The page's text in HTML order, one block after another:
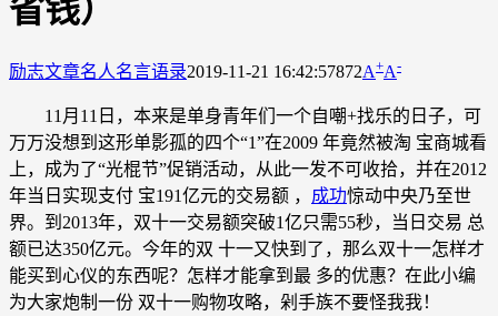
省钱）
励志文章名人名言语录2019-11-21 16:42:57872A+A-
11月11日，本来是单身青年们一个自嘲+找乐的日子，可
万万没想到这形单影孤的四个“1”在2009 年竟然被淘 宝商城看
上，成为了“光棍节”促销活动，从此一发不可收拾，并在2012
年当日实现支付 宝191亿元的交易额 ， 成功惊动中央乃至世
界。到2013年，双十一交易额突破1亿只需55秒，当日交易 总
额已达350亿元。今年的双 十一又快到了，那么双十一怎样才
能买到心仪的东西呢？怎样才能拿到最 多的优惠？在此小编
为大家炮制一份 双十一购物攻略，剁手族不要怪我我！